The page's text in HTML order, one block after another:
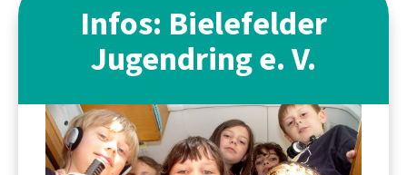
Infos: Bielefelder
Jugendring e. V.